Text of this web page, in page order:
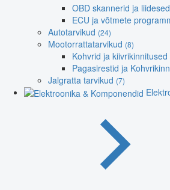
OBD skannerid ja liidesed
ECU ja võtmete
Autotarvikud (24)
Mootorrattatarvikud (8)
Kohvrid ja kiivrikinnitused
Pagasirestid ja
Jalgratta tarvikud (7)